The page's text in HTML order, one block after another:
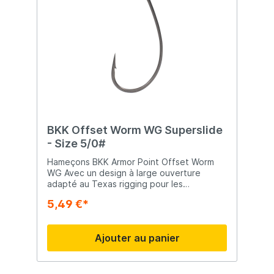
BKK Offset Worm WG Superslide
- Size 5/0#
Hameçons BKK Armor Point Offset Worm
WG Avec un design à large ouverture
adapté au Texas rigging pour les
hameçons BKK Armor Point Offset Worm
installer des appâts de type créature,
shads, flukes et bien plus encore.
L'amélioration de la courbure Z du crochet
améliore le processus du Texas rigging,
5,49 €*
Ajouter au panier